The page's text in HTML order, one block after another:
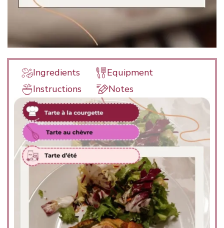
Ingredients
Equipment
Instructions
Notes